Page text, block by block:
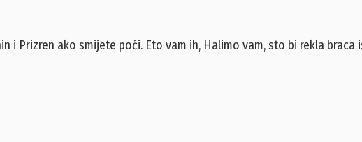
i Prizren ako smijete poći. Eto vam ih, Halimo vam, sto bi rekla braca